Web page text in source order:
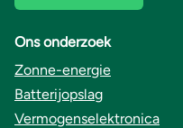
Ons onderzoek
Zonne-energie
Batterijopslag
Vermogenselektronica